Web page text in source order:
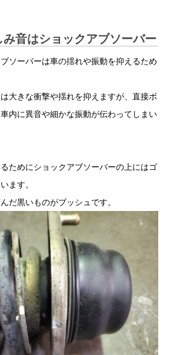
音はショックアブソーバー
ソーバーは車の揺れや振動を抑えるため
大きな衝撃や揺れを抑えますが、直接ボ
内に異音や細かな振動が伝わってしまい
ためにショックアブソーバーの上にはゴ
ます。
だ黒いものがブッシュです。